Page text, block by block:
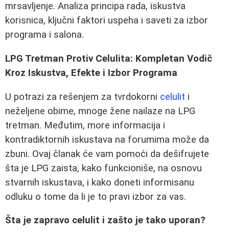
mrsavljenje. Analiza principa rada, iskustva
korisnica, ključni faktori uspeha i saveti za izbor
programa i salona.
LPG Tretman Protiv Celulita: Kompletan Vodič
Kroz Iskustva, Efekte i Izbor Programa
U potrazi za rešenjem za tvrdokorni celulit i
neželjene obime, mnoge žene nailaze na LPG
tretman. Međutim, more informacija i
kontradiktornih iskustava na forumima može da
zbuni. Ovaj članak će vam pomoći da dešifrujete
šta je LPG zaista, kako funkcioniše, na osnovu
stvarnih iskustava, i kako doneti informisanu
odluku o tome da li je to pravi izbor za vas.
Šta je zapravo celulit i zašto je tako uporan?